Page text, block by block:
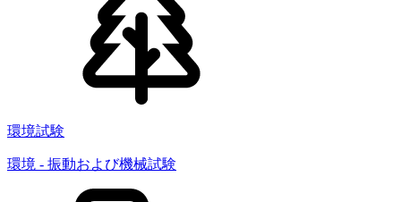
環境試験
環境 - 振動および機械試験